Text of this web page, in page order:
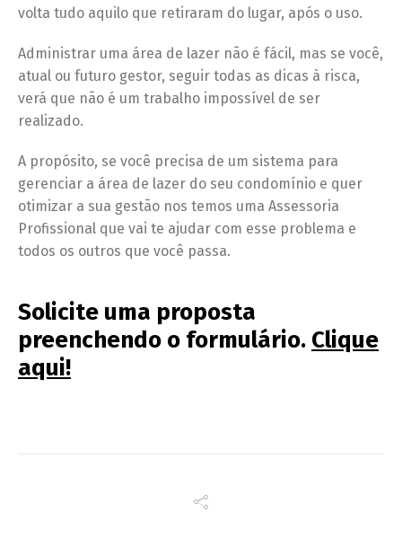
volta tudo aquilo que retiraram do lugar, após o uso.
Administrar uma área de lazer não é fácil, mas se você,
atual ou futuro gestor, seguir todas as dicas à risca,
verá que não é um trabalho impossível de ser
realizado.
A propósito, se você precisa de um sistema para
gerenciar a área de lazer do seu condomínio e quer
otimizar a sua gestão nos temos uma Assessoria
Profissional que vai te ajudar com esse problema e
todos os outros que você passa.
Solicite uma proposta
preenchendo o formulário. Clique
aqui!